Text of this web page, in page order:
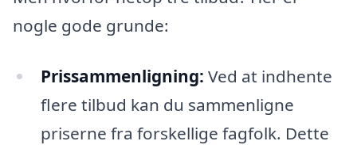
nogle gode grunde:
Prissammenligning: Ved at indhente
flere tilbud kan du sammenligne
priserne fra forskellige fagfolk. Dette